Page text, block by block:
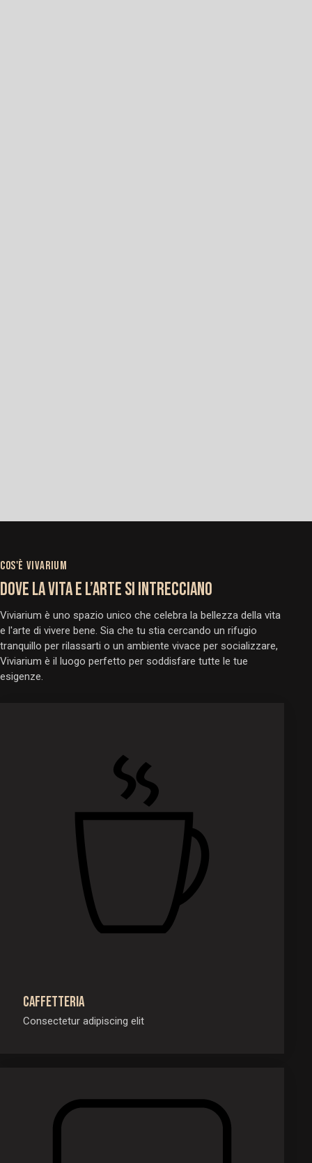
COS'È VIVARIUM
DOVE LA VITA E L’ARTE SI INTRECCIANO
Viviarium è uno spazio unico che celebra la bellezza della vita
e l'arte di vivere bene. Sia che tu stia cercando un rifugio
tranquillo per rilassarti o un ambiente vivace per socializzare,
Viviarium è il luogo perfetto per soddisfare tutte le tue
esigenze.
Caffetteria
Consectetur adipiscing elit